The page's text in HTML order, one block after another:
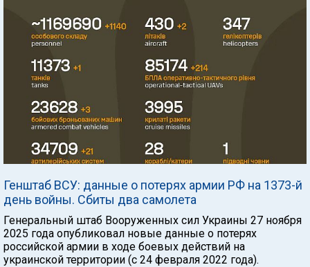
Генштаб ВСУ: данные о потерях армии РФ на 1373-й
день войны. Сбиты два самолета
Генеральный штаб Вооруженных сил Украины 27 ноября
2025 года опубликовал новые данные о потерях
российской армии в ходе боевых действий на
украинской территории (с 24 февраля 2022 года).